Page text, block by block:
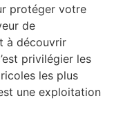
protéger votre
de
à découvrir
privilégier les
les plus
une exploitation